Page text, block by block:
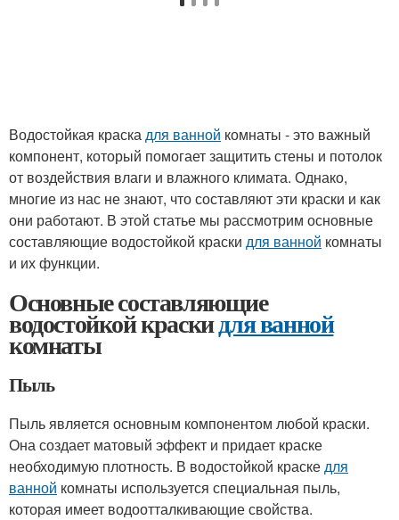
Водостойкая краскадля ванной комнаты - это важный
компонент, который помогает защитить стены и потолок
от воздействия влаги и влажного климата. Однако,
многие из нас не знают, что составляют эти краски и как
они работают. В этой статье мы рассмотрим основные
составляющие водостойкой краски для ванной комнаты
и их функции.
Основные составляющие
водостойкой краскидля ванной
комнаты
Пыль
Пыль является основным компонентом любой краски.
Она создает матовый эффект и придает краске
необходимую плотность. В водостойкой краскедля
ванной комнаты используется специальная пыль,
которая имеет водоотталкивающие свойства.